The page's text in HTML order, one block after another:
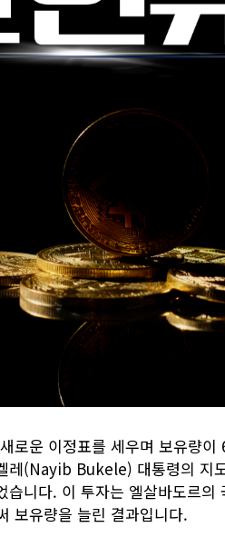
로운 이정표를 세우며 보유량
레(Nayib Bukele) 대통령의 지
니다. 이 투자는 엘살바도르
보유량을 늘린 결과입니다.